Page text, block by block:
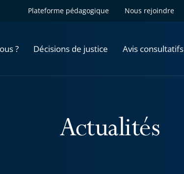
Plateforme pédagogique Nous rejoindre
? Décisions de justice Avis consultatifs
Actualités